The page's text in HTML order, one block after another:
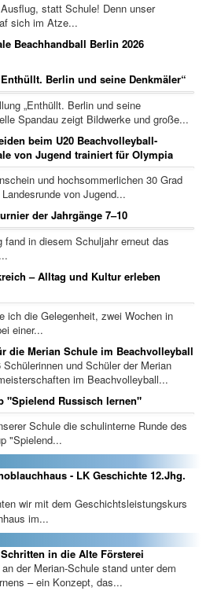
statt Schule! Denn unser
sich im Atze...
Beachhandball Berlin 2026
Berlin und seine Denkmäler“
„Enthüllt. Berlin und seine
Spandau zeigt Bildwerke und große...
beim U20 Beachvolleyball-
von Jugend trainiert für Olympia
und hochsommerlichen 30 Grad
von Jugend...
der Jahrgänge 7–10
fand in diesem Schuljahr erneut das
– Alltag und Kultur erleben
ich die Gelegenheit, zwei Wochen in
einer...
die Merian Schule im Beachvolleyball
und Schüler der Merian
im Beachvolleyball...
"Spielend Russisch lernen"
Schule die schulinterne Runde des
"Spielend...
- LK Geschichte 12.Jhg.
wir mit dem Geschichtsleistungskurs
im...
in die Alte Försterei
der Merian-Schule stand unter dem
– ein Konzept, das...